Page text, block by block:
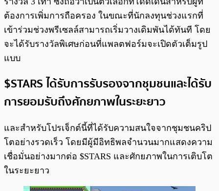
ต้องการเพิ่มการถือครอง ในขณะที่นักลงทุนช่วงแรกที่
เข้าร่วมช่วงพรีเซลล์สามารถเริ่มวางเดิมพันได้ทันที โดย
จะได้รับรางวัลพิเศษก่อนที่แพลตฟอร์มจะเปิดตัวเต็มรูป
แบบ
$STARS ได้รับการรับรองจากชุมชนและได้รับ
การยอมรับถึงศักยภาพในระยะยาว
และสำหรับโปรเจ็กต์นี้ที่ได้รับความสนใจจากชุมชนคริป
โตอย่างรวดเร็ว โดยมีผู้มีอิทธิพลจำนวนมากแสดงความ
เชื่อมั่นอย่างมากต่อ $STARS และศักยภาพในการเติบโต
ในระยะยาว